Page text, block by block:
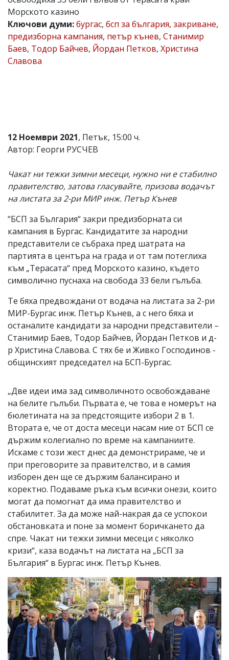
Коментарите
под
статиите
се
въвеждат
от
читателите
Ако
откриете
вас
коментар,
моля
сигнализирайте
Морското казино
Ключови думи:бургас, бсп за българия, закриване,
предизборна кампания, петър кънев, Станимир
Баев, Тодор Байчев, Йордан Петков, Христина
Славова
12 Ноември 2021, Петък, 15:00 ч.
Автор: Георги РУСЧЕВ
Чакат ни тежки зимни месеци, нужно ни е стабилно
правителство, затова гласувайте, призова водачът
на листата за 2-ри МИР инж. Петър Кънев
“БСП за България“ закри предизборната си
кампания в Бургас. Кандидатите за народни
представители се събраха пред шатрата на
партията в центъра на града и от там потеглиха
към „Терасата“ пред Морското казино, където
символично пуснаха на свобода 33 бели гълъба.
Те бяха предвождани от водача на листата за 2-ри
МИР-Бургас инж. Петър Кънев, а с него бяха и
останалите кандидати за народни представители –
Станимир Баев, Тодор Байчев, Йордан Петков и д-
р Христина Славова. С тях бе и Живко Господинов -
общинският председател на БСП-Бургас.
„Две идеи има зад символичното освобождаване
на белите гълъби. Първата е, че това е номерът на
бюлетината на за предстоящите избори 2 в 1.
Втората е, че от доста месеци насам ние от БСП се
държим колегиално по време на кампаниите.
Искаме с този жест днес да демонстрираме, че и
при преговорите за правителство, и в самия
изборен ден ще се държим балансирано и
коректно. Подаваме ръка към всички онези, които
могат да помогнат да има правителство и
стабилитет. За да може най-накрая да се успокои
обстановката и поне за момент боричкането да
спре. Чакат ни тежки зимни месеци с няколко
кризи“, каза водачът на листата на „БСП за
България“ в Бургас инж. Петър Кънев.